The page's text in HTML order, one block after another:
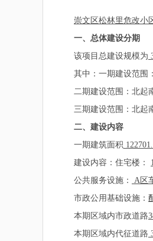
崇文区松林里危改小
一、总体建设分期
该项目总建设规模为
其中：一期建设范围：
二期建设范围：北起南
三期建设范围：北起南
二、建设内容
一期建筑面积
建设内容：住宅楼：
公共服务设施：
A区
市政公用基础设施：
本期区域内市政道路
本期区域内代征道路